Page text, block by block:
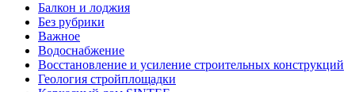
Балкон и лоджия
Без рубрики
Важное
Водоснабжение
Восстановление и усиление строительных конструкций
Геология стройплощадки